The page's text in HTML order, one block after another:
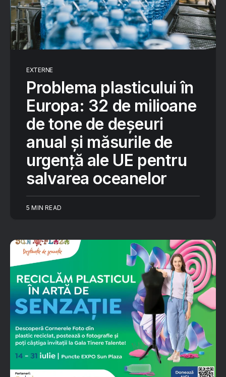
EXTERNE
Problema plasticului în
Europa: 32 de milioane
de tone de deșeuri
anual și măsurile de
urgență ale UE pentru
salvarea oceanelor
5 MIN READ